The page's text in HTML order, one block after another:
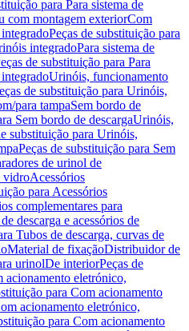
para Para sistema de
com montagem exteriorCom
Peças de substituição para
integradoPara sistema de
de substituição para Para
Urinóis, funcionamento
de substituição para Urinóis,
para tampaSem bordo de
Sem bordo de descargaUrinóis,
substituição para Urinóis,
Peças de substituição para Sem
de urinol de
vidroAcessórios
para Acessórios
complementares para
descarga e acessórios de
Tubos de descarga, curvas de
Material de fixaçãoDistribuidor de
urinolDe interiorPeças de
acionamento eletrónico,
para Com acionamento
acionamento eletrónico,
para Com acionamento